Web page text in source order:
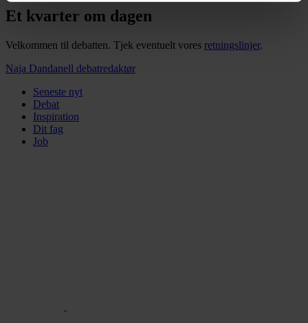
kan kontakte os, og hvordan vi behandler persondata i
vores privatlivspolitik, som du kan finde her:
Et kvarter om dagen
Velkommen til debatten. Tjek eventuelt vores retningslinjer.
Naja Dandanell debatredaktør
Seneste nyt
Debat
Inspiration
Dit fag
Job